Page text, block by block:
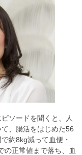
ソードを聞くと、人
、腸活をはじめた56
約8kg減って血便・
の正常値まで落ち、血